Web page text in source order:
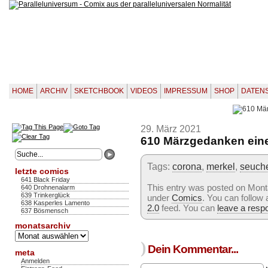
HOME ARCHIV SKETCHBOOK VIDEOS IMPRESSUM SHOP
letzte comics
641 Black Friday
640 Drohnenalarm
639 Trinkerglück
638 Kasperles Lamento
637 Bösmensch
monatsarchiv
Monatsarchiv
meta
Anmelden
29. März 2021
610 Märzgedanken
Tags: corona, merkel,
This entry was posted on
under Comics. You can
2.0 feed. You can leave a
) Dein Kommentar...